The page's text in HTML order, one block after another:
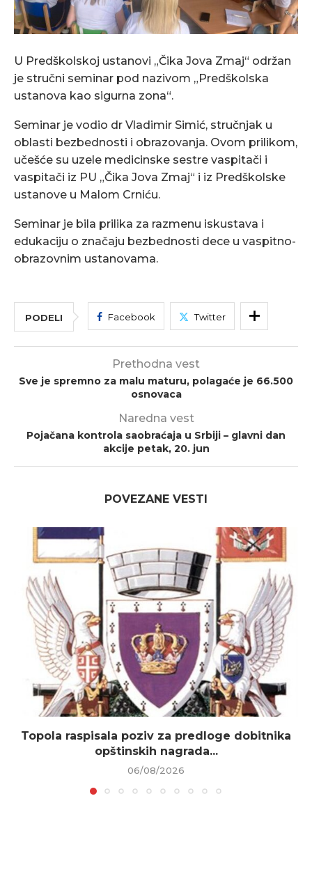
U Predškolskoj ustanovi „Čika Jova Zmaj“ održan
je stručni seminar pod nazivom „Predškolska
ustanova kao sigurna zona“.
Seminar je vodio dr Vladimir Simić, stručnjak u
oblasti bezbednosti i obrazovanja. Ovom prilikom,
učešće su uzele medicinske sestre vaspitači i
vaspitači iz PU „Čika Jova Zmaj“ i iz Predškolske
ustanove u Malom Crniću.
Seminar je bila prilika za razmenu iskustava i
edukaciju o značaju bezbednosti dece u vaspitno-
obrazovnim ustanovama.
PODELI Facebook Twitter
Prethodna vest
Sve je spremno za malu maturu, polagaće je 66.500
osnovaca
Naredna vest
Pojačana kontrola saobraćaja u Srbiji – glavni dan
akcije petak, 20. jun
POVEZANE VESTI
Topola raspisala poziv za predloge dobitnika
opštinskih nagrada...
06/08/2026